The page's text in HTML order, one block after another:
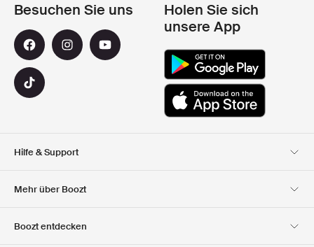
Hilfe & Support
Mehr über Boozt
Boozt entdecken
Besuchen Sie uns
Holen Sie sich
unsere App